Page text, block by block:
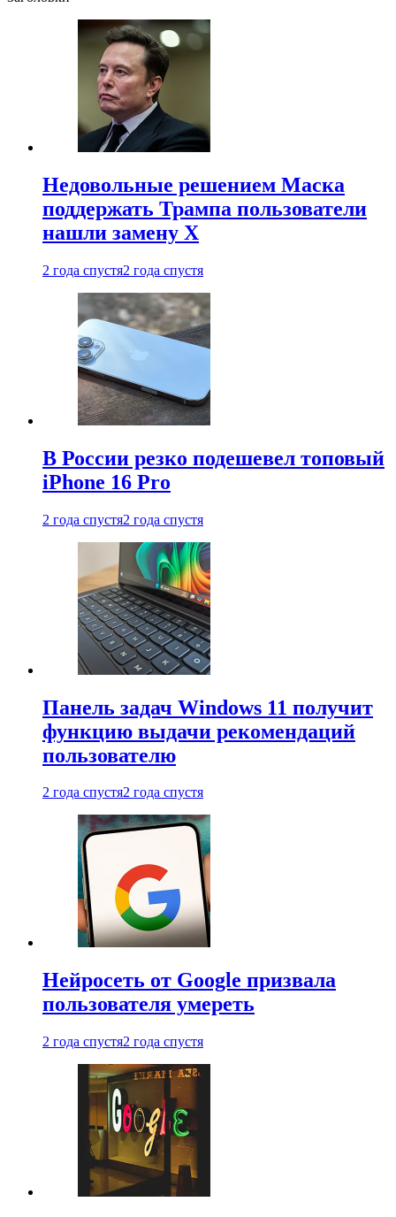
Недовольные решением Маска
поддержать Трампа пользователи
нашли замену X
2 года спустя2 года спустя
В России резко подешевел топовый
iPhone 16 Pro
2 года спустя2 года спустя
Панель задач Windows 11 получит
функцию выдачи рекомендаций
пользователю
2 года спустя2 года спустя
Нейросеть от Google призвала
пользователя умереть
2 года спустя2 года спустя